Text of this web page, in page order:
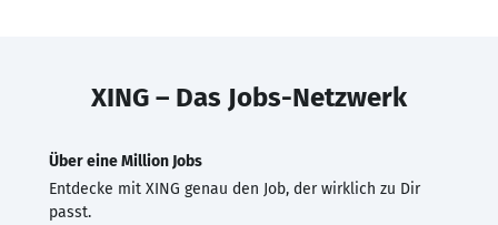
XING – Das Jobs-Netzwerk
Über eine Million Jobs
Entdecke mit XING genau den Job, der wirklich zu Dir
passt.